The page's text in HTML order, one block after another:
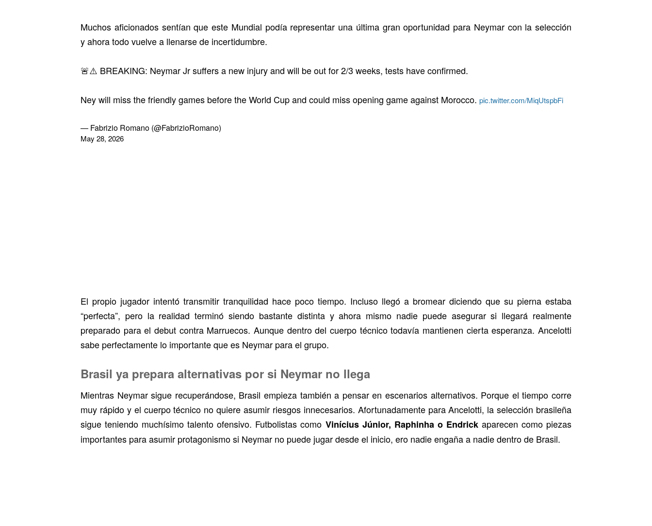
Muchos aficionados sentían que este Mundial podía representar una última gran oportunidad para Neymar con la selección
y ahora todo vuelve a llenarse de incertidumbre.
🚨⚠️ BREAKING: Neymar Jr suffers a new injury and will be out for 2/3 weeks, tests have confirmed.
Ney will miss the friendly games before the World Cup and could miss opening game against Morocco. pic.twitter.com/MiqUtspbFi
— Fabrizio Romano (@FabrizioRomano)
May 28, 2026
El propio jugador intentó transmitir tranquilidad hace poco tiempo. Incluso llegó a bromear diciendo que su pierna estaba
“perfecta”, pero la realidad terminó siendo bastante distinta y ahora mismo nadie puede asegurar si llegará realmente
preparado para el debut contra Marruecos. Aunque dentro del cuerpo técnico todavía mantienen cierta esperanza. Ancelotti
sabe perfectamente lo importante que es Neymar para el grupo.
Brasil ya prepara alternativas por si Neymar no llega
Mientras Neymar sigue recuperándose, Brasil empieza también a pensar en escenarios alternativos. Porque el tiempo corre
muy rápido y el cuerpo técnico no quiere asumir riesgos innecesarios. Afortunadamente para Ancelotti, la selección brasileña
sigue teniendo muchísimo talento ofensivo. Futbolistas como Vinícius Júnior, Raphinha o Endrickaparecen como piezas
importantes para asumir protagonismo si Neymar no puede jugar desde el inicio, ero nadie engaña a nadie dentro de Brasil.